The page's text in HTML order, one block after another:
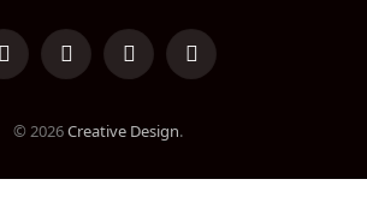
LinkedInFacebookInstagramTikTok
© 2026Creative Design.